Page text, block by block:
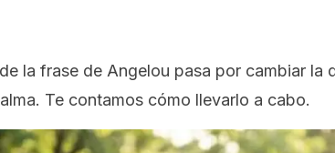
la frase de Angelou pasa por cambiar la
Te contamos cómo llevarlo a cabo.